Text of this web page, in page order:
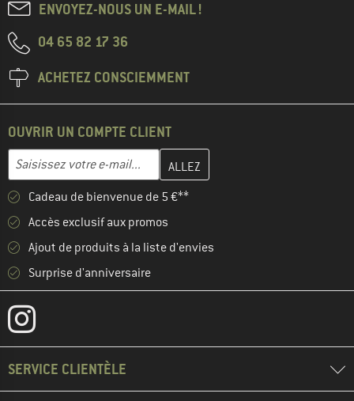
ENVOYEZ-NOUS UN E-MAIL !
04 65 82 17 36
ACHETEZ CONSCIEMMENT
OUVRIR UN COMPTE CLIENT
Adresse e-mail
Entrez votre adresse e-mail ici et créez votre compte client à la
Cadeau de bienvenue de 5 €**
Accès exclusif aux promos
Ajout de produits à la liste d'envies
Surprise d'anniversaire
SERVICE CLIENTÈLE